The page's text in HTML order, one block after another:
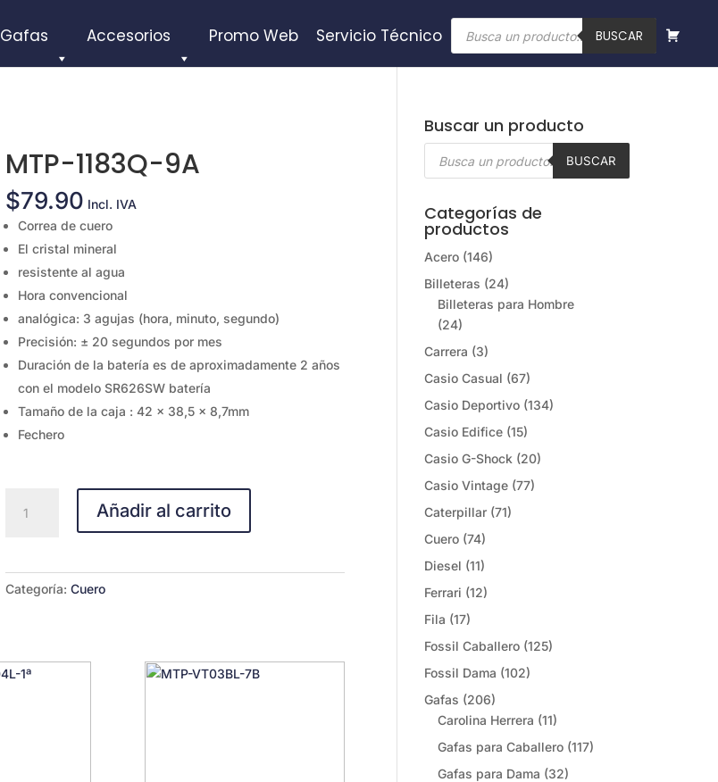
Gafas Accesorios Promo Web Servicio Técnico
Búsqueda
de
productos
BUSCAR
MTP-1183Q-9A
$79.90 Incl. IVA
Correa de cuero
El cristal mineral
resistente al agua
Hora convencional
analógica: 3 agujas (hora, minuto, segundo)
Precisión: ± 20 segundos por mes
Duración de la batería es de aproximadamente 2 años
con el modelo SR626SW batería
Tamaño de la caja : 42 × 38,5 × 8,7mm
Fechero
1183Q-
Añadir al carrito
Categoría:Cuero
Buscar un producto
Búsqueda
BUSCAR
Categorías de
productos
Acero (146)
Billeteras (24)
Billeteras para Hombre
(24)
Carrera (3)
Casio Casual (67)
Casio Deportivo (134)
Casio Edifice (15)
Casio G-Shock (20)
Casio Vintage (77)
Caterpillar (71)
Cuero (74)
Diesel (11)
Ferrari (12)
Fila (17)
Fossil Caballero (125)
Fossil Dama (102)
Gafas (206)
Carolina Herrera (11)
Gafas para Caballero (117)
Gafas para Dama (32)